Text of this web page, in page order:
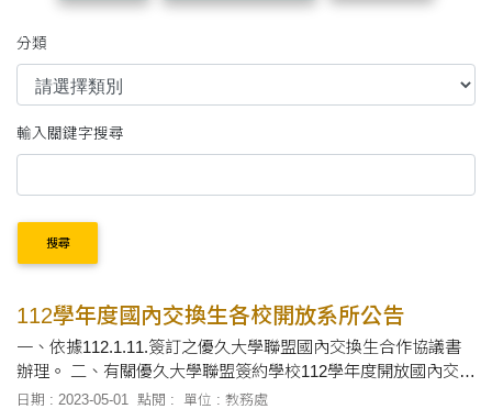
分類
輸入關鍵字搜尋
搜尋
112學年度國內交換生各校開放系所公告
一、依據112.1.11.簽訂之優久大學聯盟國內交換生合作協議書
辦理。 二、有關優久大學聯盟簽約學校112學年度開放國內交換
生申請各系所一覽表如附件，學生需依各所屬學校之規定辦理
日期 : 2023-05-01 點閱 : 單位 : 教務處